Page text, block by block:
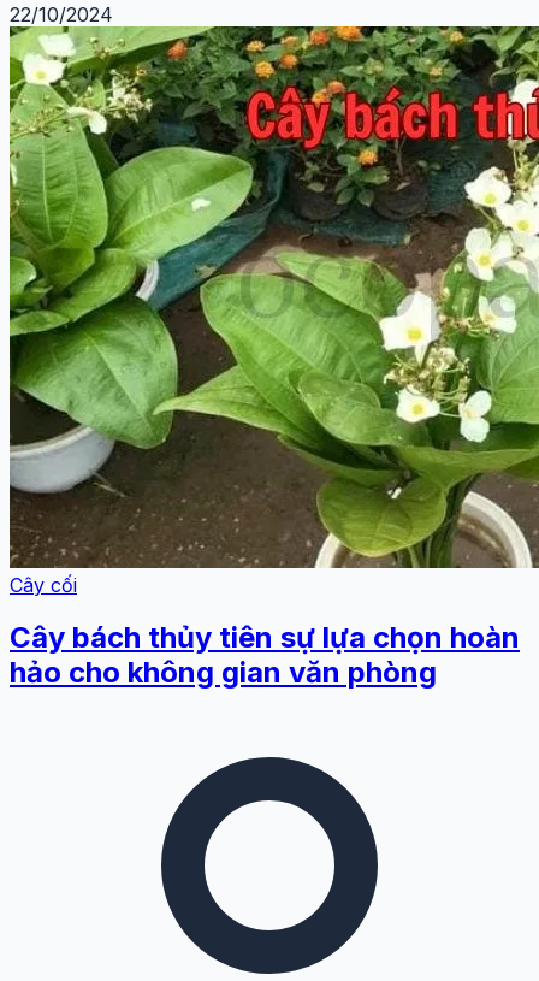
22/10/2024
Cây cối
Cây bách thủy tiên sự lựa chọn hoàn
hảo cho không gian văn phòng